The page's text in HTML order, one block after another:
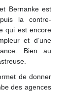
Bernanke est
la contre-
qui est encore
et d’une
Bien au
de donner
des agences